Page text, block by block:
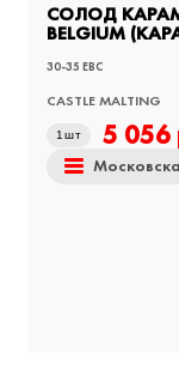
СОЛОД
BELGIUM
30-35 EBC
CASTLE MALTING
1 шт 5 056